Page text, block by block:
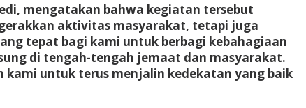
mengatakan bahwa kegiatan tersebut
aktivitas masyarakat, tetapi juga
tepat bagi kami untuk berbagi kebahagiaan
di tengah-tengah jemaat dan masyarakat.
untuk terus menjalin kedekatan yang baik